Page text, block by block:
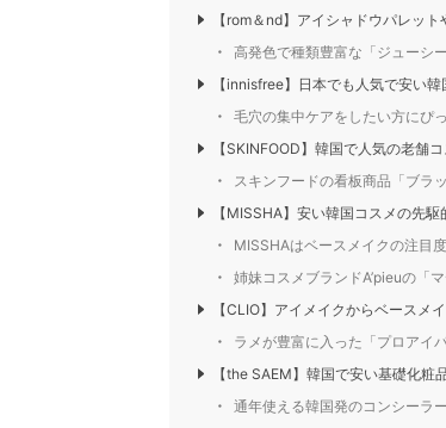
【rom＆nd】アイシャドウパレッ
高発色で種類豊富な「ジューシ
【innisfree】日本でも人気で安い韓
毛穴の集中ケアをしたい方にぴ
【SKINFOOD】韓国で人気の老舗
スキンフードの看板商品「ブラ
【MISSHA】安い韓国コスメの先駆
MISSHAはベースメイクの注目
姉妹コスメブランドA’pieuの「
【CLIO】アイメイクからベースメ
ラメが豊富に入った「プロアイ
【the SAEM】韓国で安い基礎化粧
通年使える韓国発のコンシーラ